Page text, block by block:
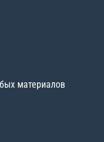
материалов